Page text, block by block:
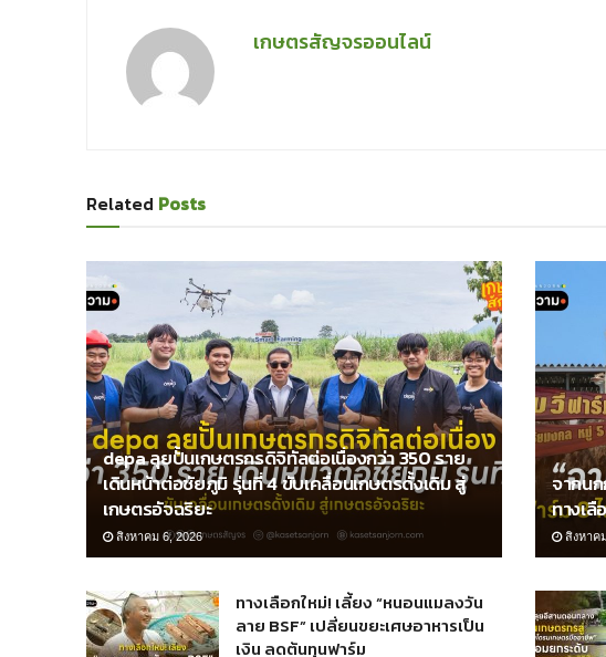
เกษตรสัญจรออนไลน์
Related Posts
depa ลุยปั้นเกษตรกรดิจิทัลต่อเนื่องกว่า 350 ราย
เดินหน้าต่อชัยภูมิ รุ่นที่ 4 ขับเคลื่อนเกษตรดั้งเดิม สู่
เกษตรอัจฉริยะ
สิงหาคม 6, 2026
จากน
ทางเ
สิงหาค
ทางเลือกใหม่! เลี้ยง “หนอนแมลงวัน
ลาย BSF” เปลี่ยนขยะเศษอาหารเป็น
เงิน ลดต้นทุนฟาร์ม